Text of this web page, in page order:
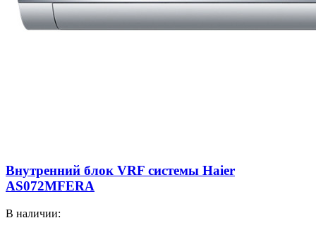
Внутренний блок VRF системы Haier
AS072MFERA
В наличии: